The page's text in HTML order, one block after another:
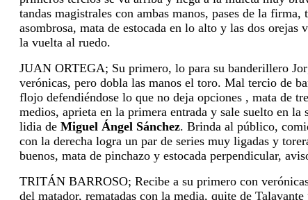
tandas magistrales con ambas manos, pases de la firma,
asombrosa, mata de estocada en lo alto y las dos orejas
la vuelta al ruedo.
JUAN ORTEGA; Su primero, lo para su banderillero
verónicas, pero dobla las manos el toro. Mal tercio de
flojo defendiéndose lo que no deja opciones , mata de
medios, aprieta en la primera entrada y sale suelto en la
lidia de Miguel Ángel Sánchez. Brinda al público,
con la derecha logra un par de series muy ligadas y
buenos, mata de pinchazo y estocada perpendicular,
TRITÁN BARROSO; Recibe a su primero con
del matador, rematadas con la media, quite de